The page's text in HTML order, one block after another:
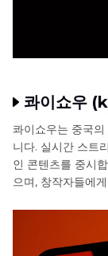
콰이쇼우
콰이쇼우는 중국
니다. 실시간 스트
인 콘텐츠를 중시
으며, 창작자들에